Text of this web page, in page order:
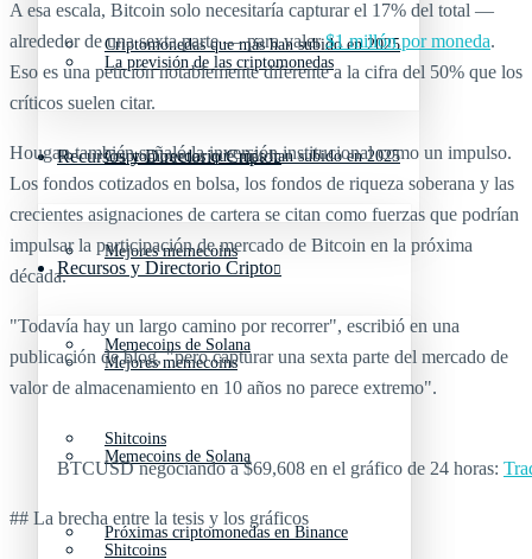
Criptomonedas que más han subido en 2025
Recursos y Directorio Cripto
Mejores memecoins
Memecoins de Solana
Shitcoins
Próximas criptomonedas en Binance
La previsión de las criptomonedas
Criptomonedas que más han subido en 2025
Recursos y Directorio Cripto
Mejores memecoins
Memecoins de Solana
Shitcoins
A esa escala, Bitcoin solo necesitaría capturar el 17% del total —
alrededor de una sexta parte — para valer$1 millón por moneda.
Eso es una petición notablemente diferente a la cifra del 50% que los
críticos suelen citar.
Hougan también señaló la inversión institucional como un impulso.
Los fondos cotizados en bolsa, los fondos de riqueza soberana y las
crecientes asignaciones de cartera se citan como fuerzas que podrían
impulsar la participación de mercado de Bitcoin en la próxima
década.
"Todavía hay un largo camino por recorrer", escribió en una
publicación de blog, "pero capturar una sexta parte del mercado de
valor de almacenamiento en 10 años no parece extremo".
BTCUSD negociando a $69,608 en el gráfico de 24 horas:
## La brecha entre la tesis y los gráficos